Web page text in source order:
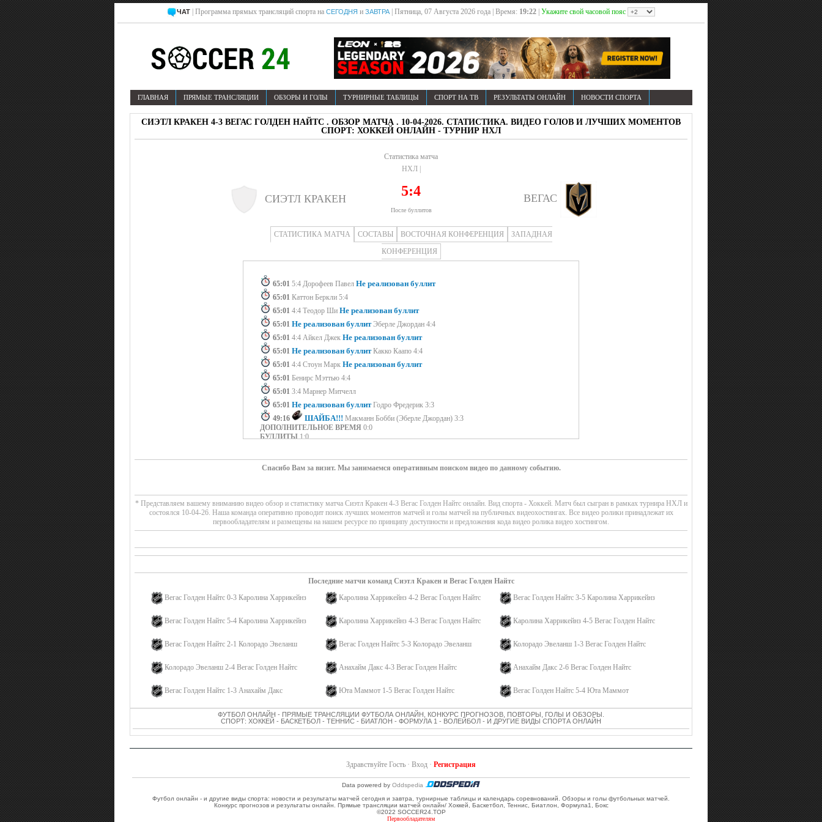
ЧАТ | Программа прямых трансляций спорта на СЕГОДНЯ и ЗАВТРА| Пятница, 07 Августа 2026 года | Время: 19:22 Укажите свой часовой пояс
ГЛАВНАЯ ПРЯМЫЕ ТРАНСЛЯЦИИ ОБЗОРЫ И ГОЛЫ ТУРНИРНЫЕ ТАБЛИЦЫ СПОРТ НА ТВ РЕЗУЛЬТАТЫ ОНЛАЙН НОВОСТИ СПОРТА
СИЭТЛ КРАКЕН 4-3 ВЕГАС ГОЛДЕН НАЙТС . ОБЗОР МАТЧА . 10-04-2026. СТАТИСТИКА. ВИДЕО ГОЛОВ И ЛУЧШИХ МОМЕНТОВ
СПОРТ: ХОККЕЙ ОНЛАЙН - ТУРНИР НХЛ
Статистика матча
НХЛ |
СИЭТЛ КРАКЕН 5:4
После буллитов
ВЕГАС
СТАТИСТИКА МАТЧА СОСТАВЫ ВОСТОЧНАЯ КОНФЕРЕНЦИЯ
ЗАПАДНАЯ
КОНФЕРЕНЦИЯ
65:01 5:4 Дорофеев Павел Не реализован буллит
65:01 Каттон Беркли 5:4
65:01 4:4 Теодор Ши Не реализован буллит
65:01 Не реализован буллитЭберле Джордан 4:4
65:01 4:4 Айкел Джек Не реализован буллит
65:01 Не реализован буллитКакко Каапо 4:4
65:01 4:4 Стоун Марк Не реализован буллит
65:01 Бенирс Мэттью 4:4
65:01 3:4 Марнер Митчелл
65:01 Не реализован буллитГодро Фредерик 3:3
49:16
ШАЙБА!!! Макманн Бобби (Эберле Джордан) 3:3
ДОПОЛНИТЕЛЬНОЕ ВРЕМЯ 0:0
БУЛЛИТЫ1:0
41:11
1:3 Хауден Бретт
36:55 Айкел Джек Удаление - 2 мин
20:550:2 Стоун Марк ШАЙБА!!!(Айкел Джек, Гертл Томаш)
20:00
Удаление - 2 мин Монтур Брэндон
10:040:1 Стоун Марк ШАЙБА!!!(Андерссон Расмус, Ханифин Ноа)
Спасибо Вам за визит. Мы занимаемся оперативным поиском видео по данному событию.
* Представляем вашему вниманию видео обзор и статистику матча Сиэтл Кракен 4-3 Вегас Голден Найтс онлайн. Вид спорта - Хоккей. Матч был сыгран в рамках турнира НХЛ и
состоялся 10-04-26. Наша команда оперативно проводит поиск лучших моментов матчей и голы матчей на публичных видеохостингах. Все видео ролики принадлежат их
первообладателям и размещены на нашем ресурсе по принципу доступности и предложения кода видео ролика видео хостингом.
Последние матчи команд Сиэтл Кракен и Вегас Голден Найтс
Вегас Голден Найтс 0-3 Каролина Харрикейнз
Каролина Харрикейнз 4-2 Вегас Голден Найтс Вегас Голден Найтс 3-5 Каролина Харрикейнз
Вегас Голден Найтс 5-4 Каролина Харрикейнз Каролина Харрикейнз 4-3 Вегас Голден Найтс Каролина Харрикейнз 4-5 Вегас Голден Найтс
Вегас Голден Найтс 2-1 Колорадо Эвеланш Вегас Голден Найтс 5-3 Колорадо Эвеланш Колорадо Эвеланш 1-3 Вегас Голден Найтс
Колорадо Эвеланш 2-4 Вегас Голден Найтс Анахайм Дакс 4-3 Вегас Голден Найтс Анахайм Дакс 2-6 Вегас Голден Найтс
Вегас Голден Найтс 1-3 Анахайм Дакс Юта Маммот 1-5 Вегас Голден Найтс Вегас Голден Найтс 5-4 Юта Маммот
ФУТБОЛ ОНЛАЙН - ПРЯМЫЕ ТРАНСЛЯЦИИ ФУТБОЛА ОНЛАЙН, КОНКУРС ПРОГНОЗОВ, ПОВТОРЫ, ГОЛЫ И ОБЗОРЫ.
СПОРТ: ХОККЕЙ - БАСКЕТБОЛ - ТЕННИС - БИАТЛОН - ФОРМУЛА 1 - ВОЛЕЙБОЛ - И ДРУГИЕ ВИДЫ СПОРТА ОНЛАЙН
Здравствуйте Гость · Вход · Регистрация
Data powered by Oddspedia
Футбол онлайн - и другие виды спорта: новости и результаты матчей сегодня и завтра, турнирные таблицы и календарь соревнований. Обзоры и голы футбольных матчей.
Конкурс прогнозов и результаты онлайн. Прямые трансляции матчей онлайн/ Хоккей, Баскетбол, Теннис, Биатлон, Формула1, Бокс
©2022 SOCCER24.TOP
Первообладателям